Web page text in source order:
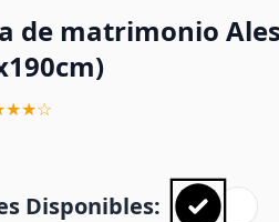
de matrimonio
Disponibles: